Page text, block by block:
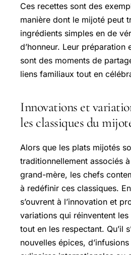
Ces recettes sont des
manière dont le mijoté peut
ingrédients simples en de
d’honneur. Leur préparation
sont des moments de
liens familiaux tout en
Innovations et
les classiques du
Alors que les plats mijotés
traditionnellement associés
grand-mère, les chefs
à redéfinir ces classiques.
s’ouvrent à l’innovation et
variations qui réinventent
tout en les respectant. Qu’il
nouvelles épices,